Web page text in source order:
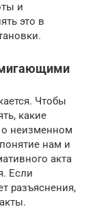
и
это в
Чтобы
какие
о неизменном
нам и
акта
Если
разъяснения,